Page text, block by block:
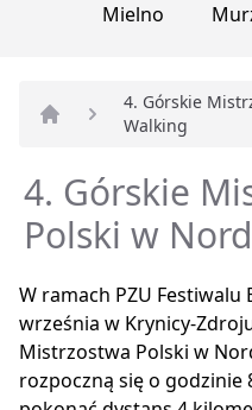
Strona główna
4. Górskie
Walking
4. Górskie
Polski w
W ramach PZU
września w Krynicy-
Mistrzostwa Polski w
rozpoczną się o godzinie